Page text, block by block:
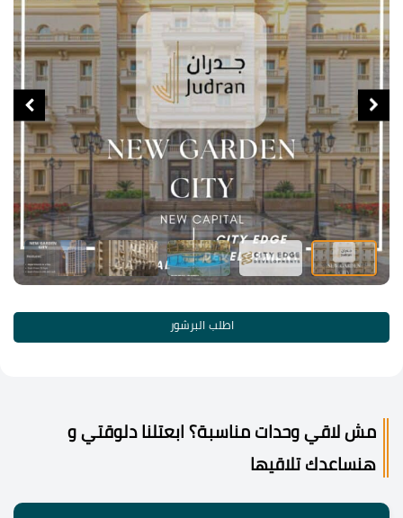
اطلب البرشور
مش لاقي وحدات مناسبة؟ ابعتلنا دلوقتي و
هنساعدك تلاقيها